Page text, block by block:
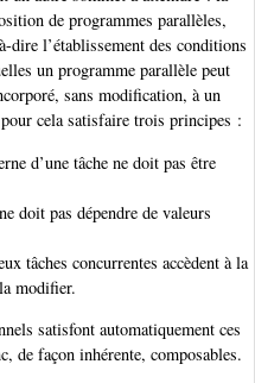
de programmes parallèles,
dire l’établissement des conditions
un programme parallèle peut
sans modification, à un
cela satisfaire trois principes :
d’une tâche ne doit pas être
doit pas dépendre de valeurs
tâches concurrentes accèdent à la
modifier.
satisfont automatiquement ces
de façon inhérente, composables.